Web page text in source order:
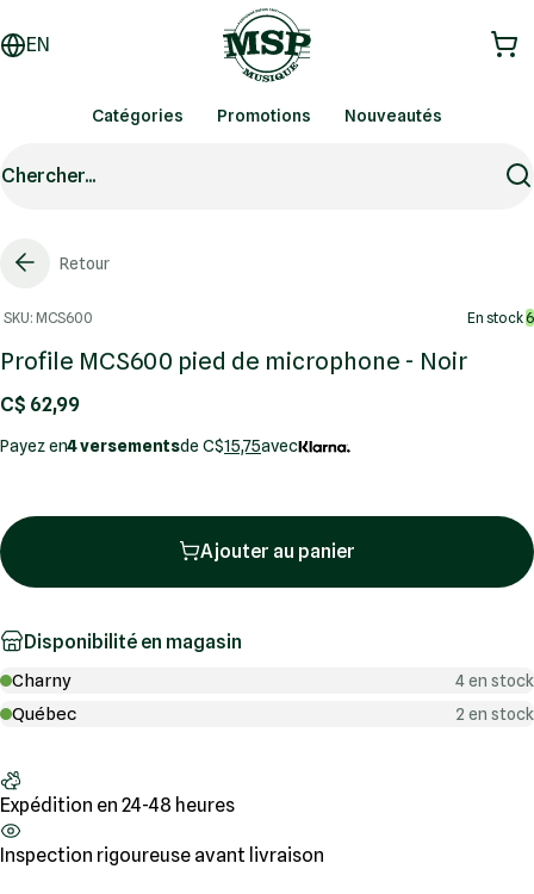
EN
Catégories Promotions Nouveautés
Chercher...
Retour
SKU: MCS600 En stock6
Profile MCS600 pied de microphone - Noir
C$ 62,99
Payez en4 versementsde C$15,75avec
Ajouter au panier
Disponibilité en magasin
Charny 4 en stock
Québec 2 en stock
Expédition en 24-48 heures
Inspection rigoureuse avant livraison